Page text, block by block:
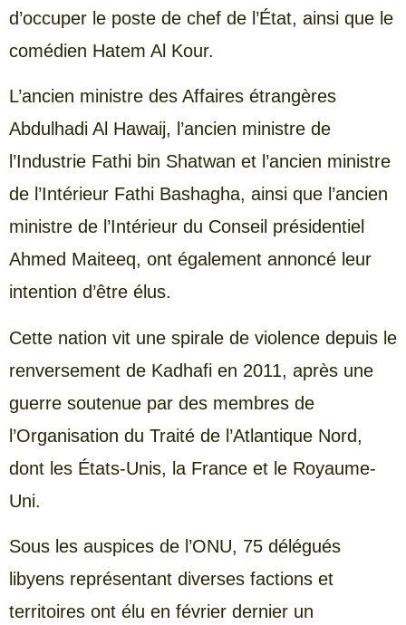
d’occuper le poste de chef de l’État, ainsi que le
comédien Hatem Al Kour.
L’ancien ministre des Affaires étrangères
Abdulhadi Al Hawaij, l’ancien ministre de
l’Industrie Fathi bin Shatwan et l’ancien ministre
de l’Intérieur Fathi Bashagha, ainsi que l’ancien
ministre de l’Intérieur du Conseil présidentiel
Ahmed Maiteeq, ont également annoncé leur
intention d’être élus.
Cette nation vit une spirale de violence depuis le
renversement de Kadhafi en 2011, après une
guerre soutenue par des membres de
l’Organisation du Traité de l’Atlantique Nord,
dont les États-Unis, la France et le Royaume-
Uni.
Sous les auspices de l’ONU, 75 délégués
libyens représentant diverses factions et
territoires ont élu en février dernier un